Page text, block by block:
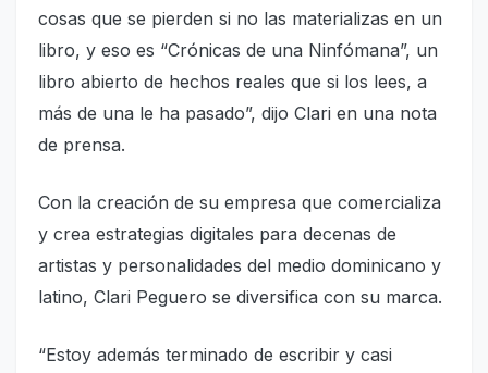
cosas que se pierden si no las materializas en un
libro, y eso es “Crónicas de una Ninfómana”, un
libro abierto de hechos reales que si los lees, a
más de una le ha pasado”, dijo Clari en una nota
de prensa.
Con la creación de su empresa que comercializa
y crea estrategias digitales para decenas de
artistas y personalidades del medio dominicano y
latino, Clari Peguero se diversifica con su marca.
“Estoy además terminado de escribir y casi